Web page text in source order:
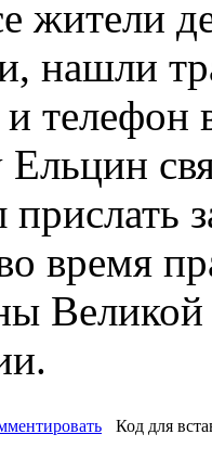
жители
нашли
и телефон
Ельцин
время
Великой
Код для